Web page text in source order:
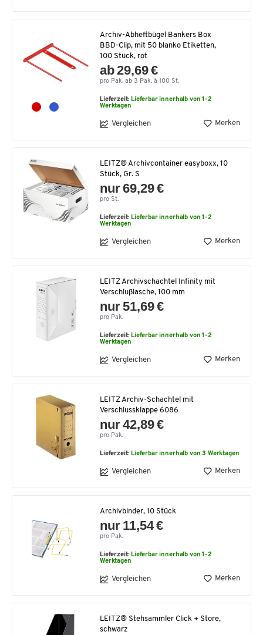
Archiv-Abheftbügel Bankers Box
BBD-Clip, mit 50 blanko Etiketten,
100 Stück, rot
ab 29,69 €
pro Pak. ab 3 Pak. à 100 St.
Lieferzeit: Lieferbar innerhalb von 1-2
Werktagen
Vergleichen Merken
LEITZ® Archivcontainer easyboxx, 10
Stück, Gr. S
nur 69,29 €
pro St.
Lieferzeit: Lieferbar innerhalb von 1-2
Werktagen
Vergleichen Merken
LEITZ Archivschachtel Infinity mit
Verschlußlasche, 100 mm
nur 51,69 €
pro Pak.
Lieferzeit: Lieferbar innerhalb von 1-2
Werktagen
Vergleichen Merken
LEITZ Archiv-Schachtel mit
Verschlussklappe 6086
nur 42,89 €
pro Pak.
Lieferzeit: Lieferbar innerhalb von 3 Werktagen
Vergleichen Merken
Archivbinder, 10 Stück
nur 11,54 €
pro Pak.
Lieferzeit: Lieferbar innerhalb von 1-2
Werktagen
Vergleichen Merken
LEITZ® Stehsammler Click + Store,
schwarz